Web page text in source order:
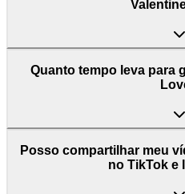
Quanto tempo leva para
Posso compartilhar meu
no TikTok e